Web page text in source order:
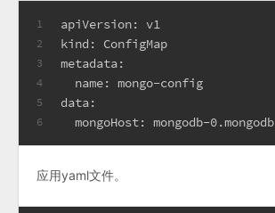
1
2
3
4
5
6
apiVersion: v1
kind: ConfigMap
metadata:
  name: mongo-config
data:
  mongoHost: mongodb-0.mongodb
应用yaml文件。